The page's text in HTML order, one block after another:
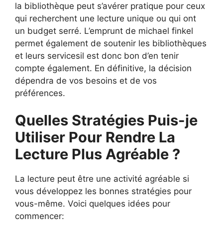
la bibliothèque peut s’avérer pratique pour ceux
qui recherchent une lecture unique ou qui ont
un budget serré. L’emprunt de michael finkel
permet également de soutenir les bibliothèques
et leurs servicesil est donc bon d’en tenir
compte également. En définitive, la décision
dépendra de vos besoins et de vos
préférences.
Quelles Stratégies Puis-je
Utiliser Pour Rendre La
Lecture Plus Agréable ?
La lecture peut être une activité agréable si
vous développez les bonnes stratégies pour
vous-même. Voici quelques idées pour
commencer: